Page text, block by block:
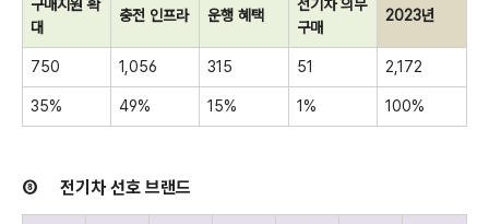
구매지원 확
대
충전 인프라 운행 혜택
전기차 의무
구매
2023년
750 1,056 315 51 2,172
35% 49% 15% 1% 100%
⑧ 전기차 선호 브랜드